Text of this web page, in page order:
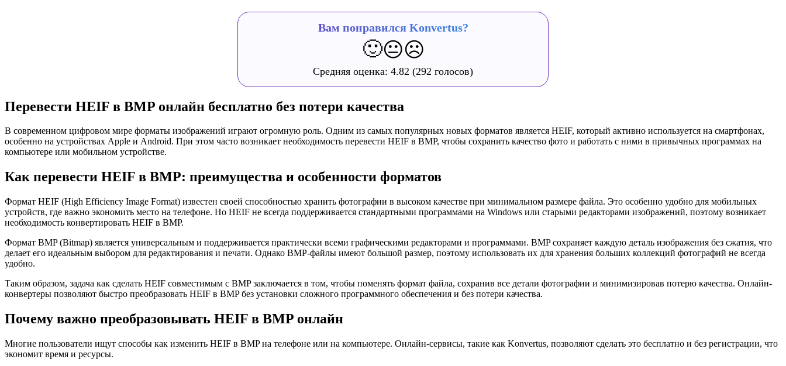
Вам понравился Konvertus?
🙂😐☹️
Средняя оценка: 4.82 (292 голосов)
Перевести HEIF в BMP онлайн бесплатно без потери качества
В современном цифровом мире форматы изображений играют огромную роль. Одним из самых популярных новых форматов является HEIF, который активно используется на смартфонах,
особенно на устройствах Apple и Android. При этом часто возникает необходимость перевести HEIF в BMP, чтобы сохранить качество фото и работать с ними в привычных программах на
компьютере или мобильном устройстве.
Как перевести HEIF в BMP: преимущества и особенности форматов
Формат HEIF (High Efficiency Image Format) известен своей способностью хранить фотографии в высоком качестве при минимальном размере файла. Это особенно удобно для мобильных
устройств, где важно экономить место на телефоне. Но HEIF не всегда поддерживается стандартными программами на Windows или старыми редакторами изображений, поэтому возникает
необходимость конвертировать HEIF в BMP.
Формат BMP (Bitmap) является универсальным и поддерживается практически всеми графическими редакторами и программами. BMP сохраняет каждую деталь изображения без сжатия, что
делает его идеальным выбором для редактирования и печати. Однако BMP-файлы имеют большой размер, поэтому использовать их для хранения больших коллекций фотографий не всегда
удобно.
Таким образом, задача как сделать HEIF совместимым с BMP заключается в том, чтобы поменять формат файла, сохранив все детали фотографии и минимизировав потерю качества. Онлайн-
конвертеры позволяют быстро преобразовать HEIF в BMP без установки сложного программного обеспечения и без потери качества.
Почему важно преобразовывать HEIF в BMP онлайн
Многие пользователи ищут способы как изменить HEIF в BMP на телефоне или на компьютере. Онлайн-сервисы, такие как Konvertus, позволяют сделать это бесплатно и без регистрации, что
экономит время и ресурсы.